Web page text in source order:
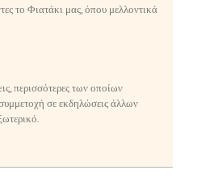
το Φιατάκι μας, όπου μελλοντικά
περισσότερες των οποίων
σε εκδηλώσεις άλλων